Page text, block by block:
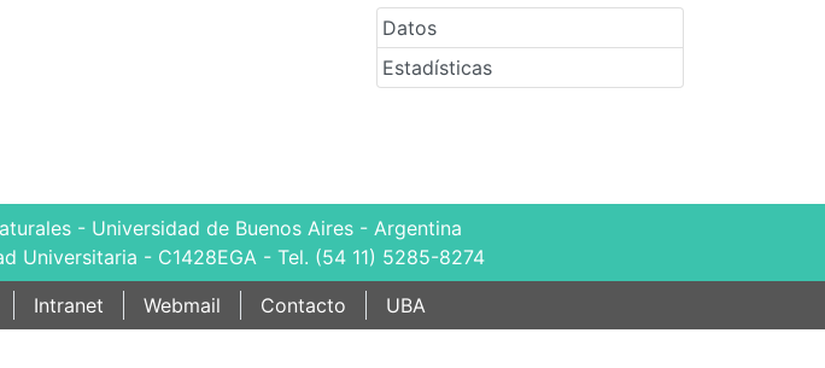
Datos
Estadísticas
- Universidad de Buenos Aires - Argentina
Universitaria - C1428EGA - Tel. (54 11) 5285-8274
Intranet Webmail Contacto UBA